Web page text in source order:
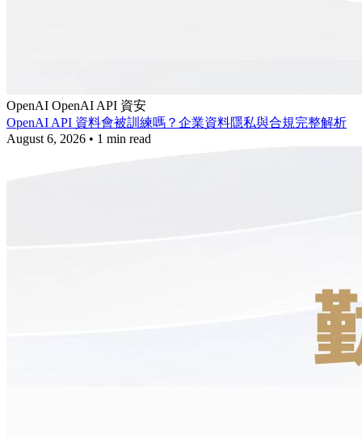
OpenAI OpenAI API 資安
OpenAI API 資料會被訓練嗎？企業資料隱私與合規完整解析
August 6, 2026 • 1 min read